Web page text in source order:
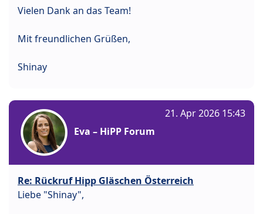
Vielen Dank an das Team!
Mit freundlichen Grüßen,
Shinay
Eva – HiPP Forum
21. Apr 2026 15:43
Re: Rückruf Hipp Gläschen Österreich
Liebe "Shinay",